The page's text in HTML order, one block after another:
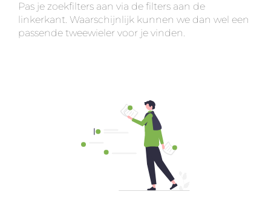
Pas je zoekfilters aan via de filters aan de
linkerkant. Waarschijnlijk kunnen we dan wel een
passende tweewieler voor je vinden.